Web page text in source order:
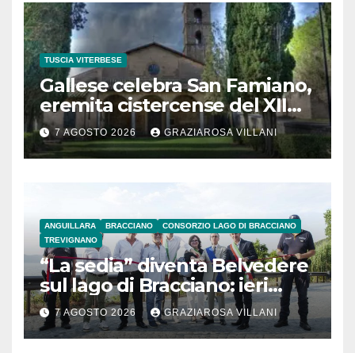
TUSCIA VITERBESE
Gallese celebra San Famiano,
eremita cistercense del XII
secolo
7 AGOSTO 2026 GRAZIAROSA VILLANI
ANGUILLARA BRACCIANO
CONSORZIO LAGO DI BRACCIANO
TREVIGNANO
“La sedia” diventa Belvedere
sul lago di Bracciano: ieri
l’inaugurazione
7 AGOSTO 2026 GRAZIAROSA VILLANI